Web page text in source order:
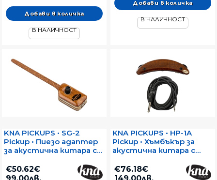
В НАЛИЧНОСТ
В НАЛИЧНОСТ
KNA PICKUPS • SG-2
Pickup • Пиезо адаптер
за акустична китара с
€50.62€
KNA PICKUPS • HP-1A
Pickup • Хъмбъкър за
акустична китара с
€76.18€